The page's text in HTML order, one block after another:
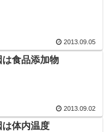
2013.09.05
食品添加物
2013.09.02
体内温度